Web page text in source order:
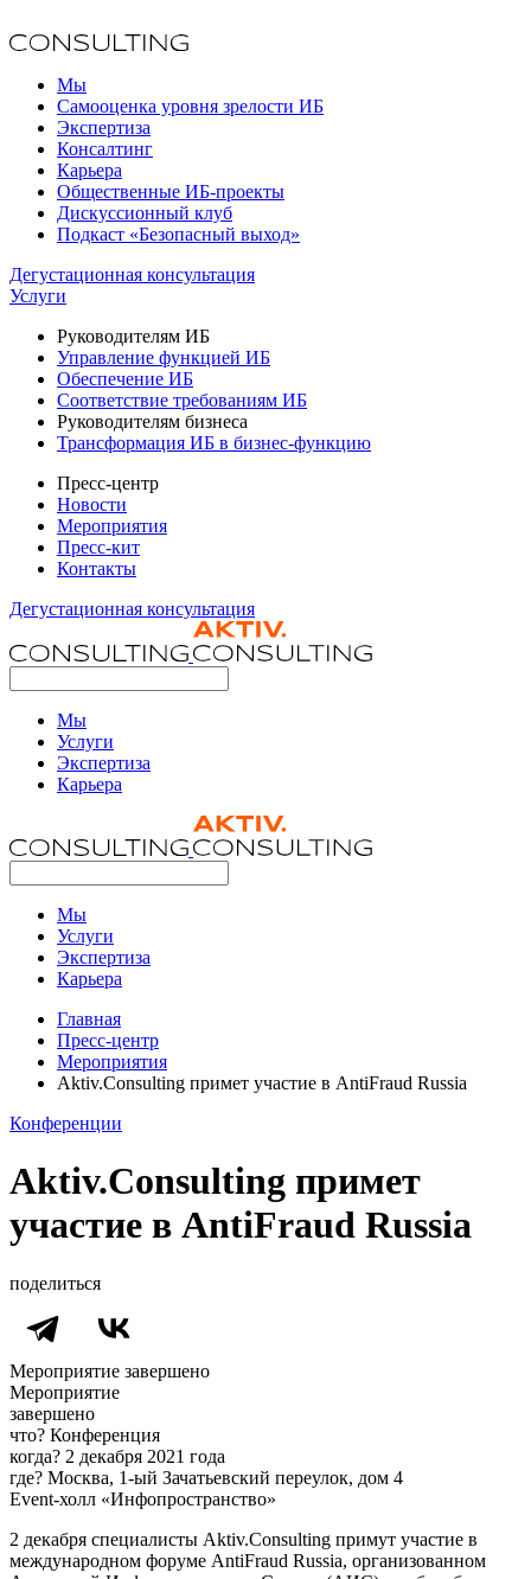
Мы
Самооценка уровня зрелости ИБ
Экспертиза
Консалтинг
Карьера
Общественные ИБ-проекты
Дискуссионный клуб
Подкаст «Безопасный выход»
Дегустационная консультация
Услуги
Руководителям ИБ
Управление функцией ИБ
Обеспечение ИБ
Соответствие требованиям ИБ
Руководителям бизнеса
Трансформация ИБ в бизнес-функцию
Пресс-центр
Новости
Мероприятия
Пресс-кит
Контакты
Дегустационная консультация
Мы
Услуги
Экспертиза
Карьера
Мы
Услуги
Экспертиза
Карьера
Главная
Пресс-центр
Мероприятия
Aktiv.Consulting примет участие в AntiFraud Russia
Конференции
Aktiv.Consulting примет
участие в AntiFraud Russia
поделиться
Мероприятие завершено
Мероприятие
завершено
что? Конференция
когда? 2 декабря 2021 года
где? Москва, 1-ый Зачатьевский переулок, дом 4
Event-холл «Инфопространство»
2 декабря специалисты Aktiv.Сonsulting примут участие в
международном форуме AntiFraud Russia, организованном